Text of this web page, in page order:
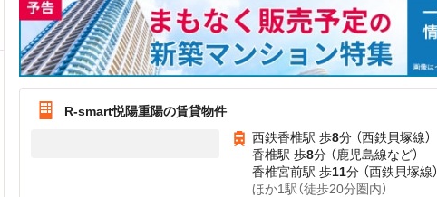
R-smart悦陽重陽の賃貸物件
西鉄香椎駅 歩8分 （西鉄貝塚線）
香椎駅 歩8分 （鹿児島線など）
香椎宮前駅 歩11分 （西鉄貝塚線）
ほか1駅（徒歩20分圏内）